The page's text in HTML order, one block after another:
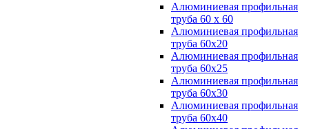
Алюминиевая профильная
труба 60 х 60
Алюминиевая профильная
труба 60х20
Алюминиевая профильная
труба 60х25
Алюминиевая профильная
труба 60х30
Алюминиевая профильная
труба 60х40